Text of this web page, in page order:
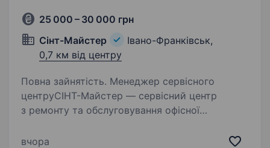
25 000 – 30 000 грн
Сінт-Майстер
Івано-Франківськ,
0,7 км від центру
Повна зайнятість. Менеджер сервісного
центруСІНТ-Майстер — сервісний центр
з ремонту та обслуговування офісної
по роботі з клієнтами. Це робота для людини,
вчора